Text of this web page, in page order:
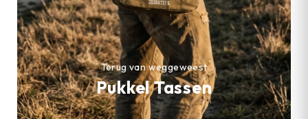
Pukkel Tassen
Terug van weggeweest